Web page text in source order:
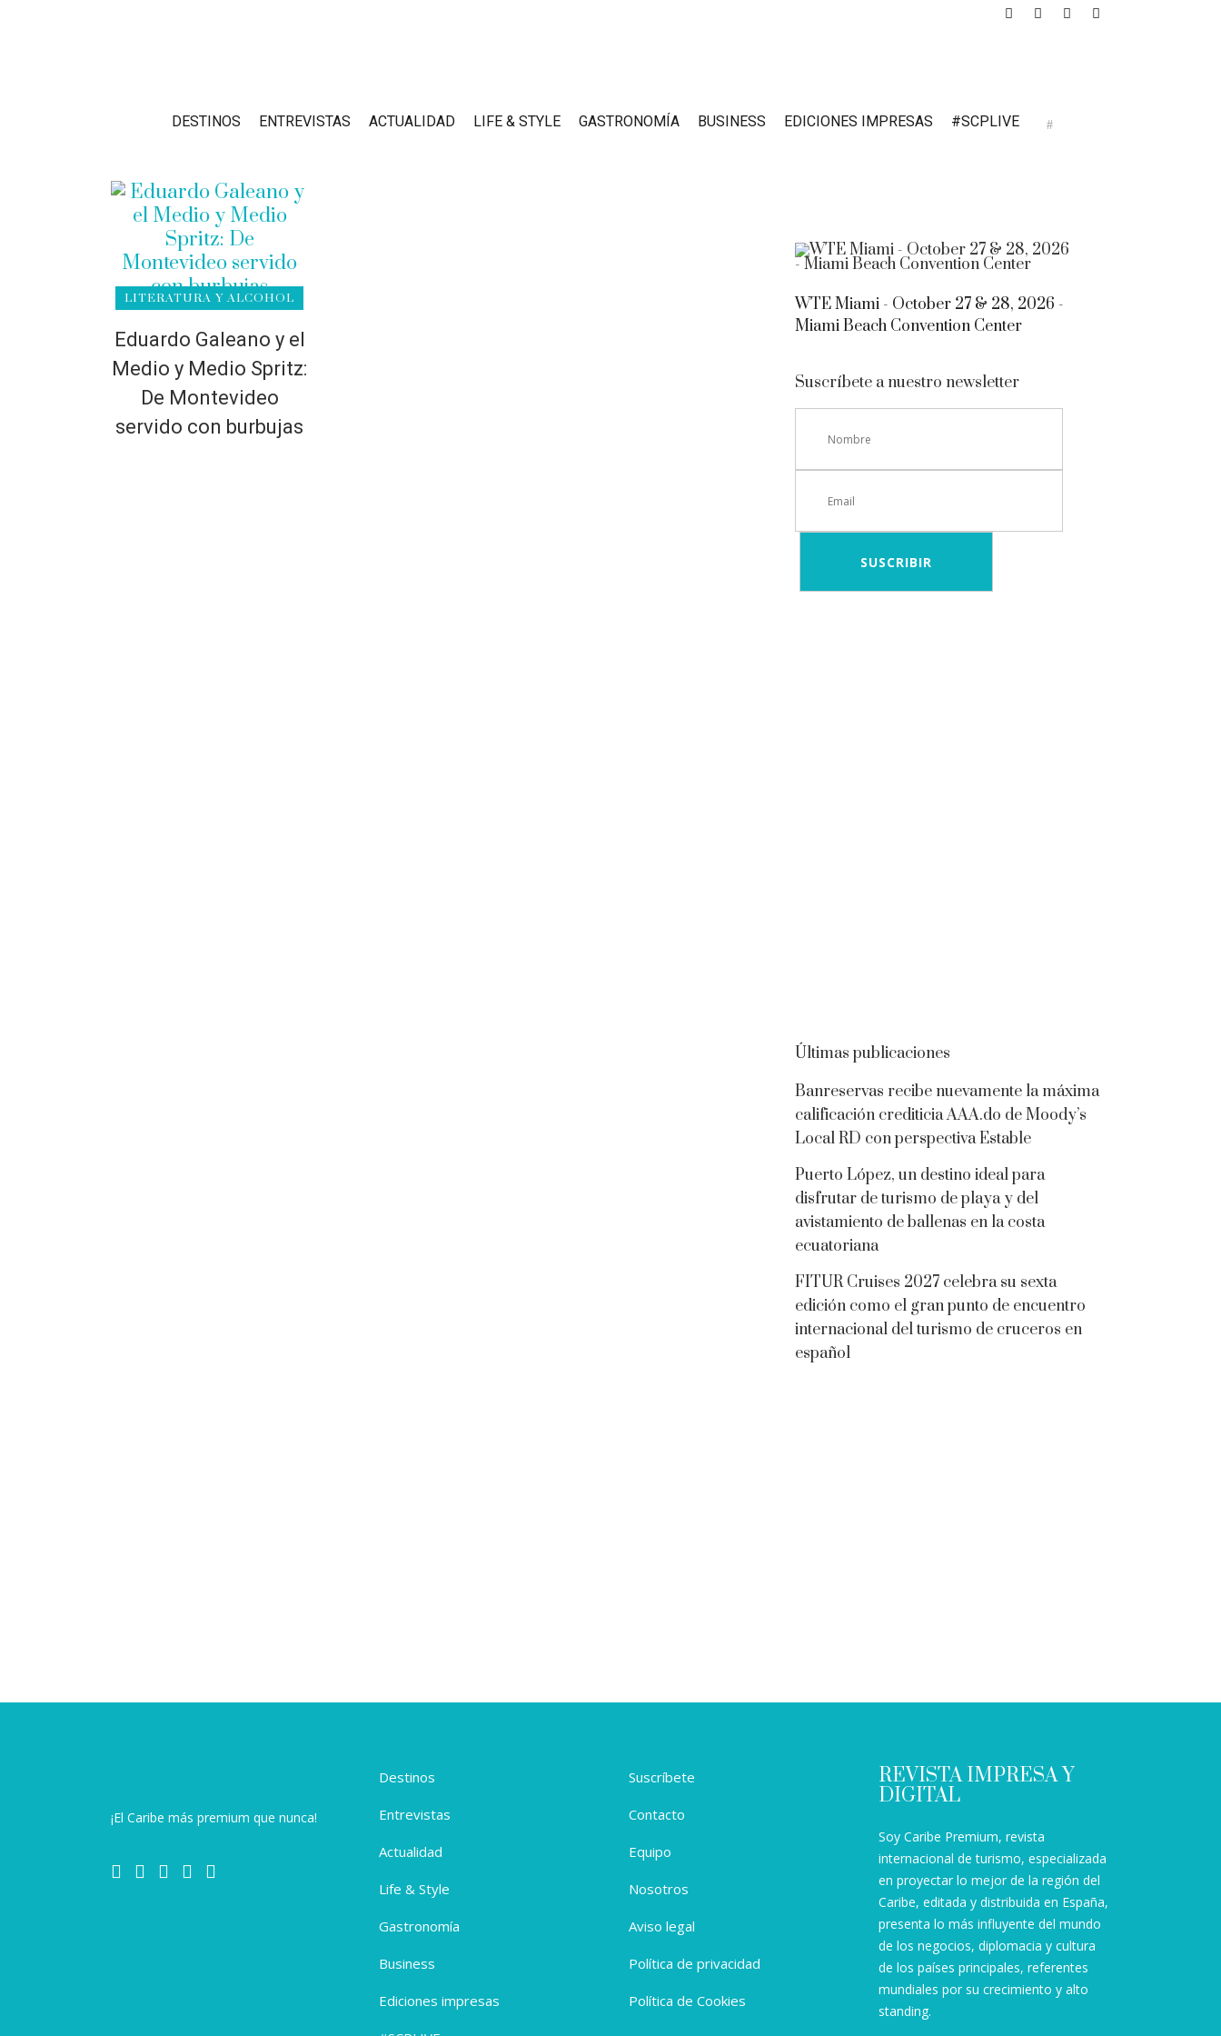
DESTINOS ENTREVISTAS ACTUALIDAD LIFE & STYLE GASTRONOMÍA BUSINESS EDICIONES IMPRESAS #SCPLIVE
LITERATURA Y ALCOHOL
Eduardo Galeano y el
Medio y Medio Spritz:
De Montevideo
servido con burbujas
WTE Miami - October 27 & 28, 2026 -
Miami Beach Convention Center
Suscríbete a nuestro newsletter
Últimas publicaciones
Banreservas recibe nuevamente la máxima
calificación crediticia AAA.do de Moody’s
Local RD con perspectiva Estable
Puerto López, un destino ideal para
disfrutar de turismo de playa y del
avistamiento de ballenas en la costa
ecuatoriana
FITUR Cruises 2027 celebra su sexta
edición como el gran punto de encuentro
internacional del turismo de cruceros en
español
¡El Caribe más premium que nunca!
Destinos
Entrevistas
Actualidad
Life & Style
Gastronomía
Business
Ediciones impresas
Suscríbete
Contacto
Equipo
Nosotros
Aviso legal
Política de privacidad
Política de Cookies
REVISTA IMPRESA Y
DIGITAL
Soy Caribe Premium, revista
internacional de turismo, especializada
en proyectar lo mejor de la región del
Caribe, editada y distribuida en España,
presenta lo más influyente del mundo
de los negocios, diplomacia y cultura
de los países principales, referentes
mundiales por su crecimiento y alto
standing.